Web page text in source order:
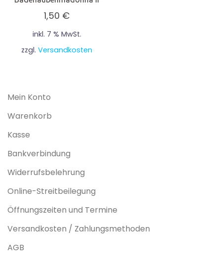
1,50 €
inkl. 7 % MwSt.
zzgl.Versandkosten
Mein Konto
Warenkorb
Kasse
Bankverbindung
Widerrufsbelehrung
Online-Streitbeilegung
Öffnungszeiten und Termine
Versandkosten / Zahlungsmethoden
AGB